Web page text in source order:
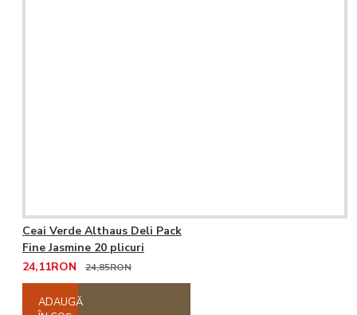
Ceai Verde Althaus Deli Pack
Fine Jasmine 20 plicuri
24,11RON
24,85RON
ADAUGĂ